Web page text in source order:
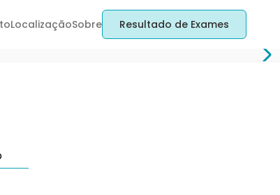
LocalizaçãoSobre Resultado de Exames